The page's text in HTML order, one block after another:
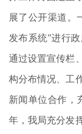
展了公开渠道。
发布系统”进行
通过设置宣传栏
构分布情况、工
新闻单位合作，
年，我局充分发